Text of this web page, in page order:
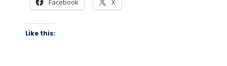
Facebook X
Like this: